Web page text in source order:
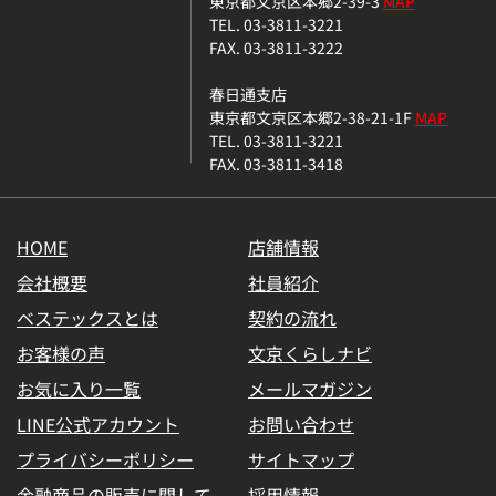
TEL. 03-3811-3221
FAX. 03-3811-3222
春日通支店
東京都文京区本郷2-38-21-1FMAP
TEL. 03-3811-3221
FAX. 03-3811-3418
HOME
店舗情報
会社概要
社員紹介
ベステックスとは
契約の流れ
お客様の声
文京くらしナビ
お気に入り一覧
メールマガジン
LINE公式アカウント
お問い合わせ
プライバシーポリシー
サイトマップ